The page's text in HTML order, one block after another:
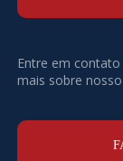
Entre em
mais sobre